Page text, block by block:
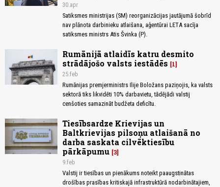
30.apr
Satiksmes ministrijas (SM) reorganizācijas jautājumā šobrīd
nav plānota darbinieku atlaišana, aģentūrai LETA sacīja
satiksmes ministrs Atis Švinka (P).
Rumānijā atlaidīs katru desmito
strādājošo valsts iestādēs
1
25.feb
Rumānijas premjerministrs Ilije Boložans paziņojis, ka valsts
sektorā tiks likvidēti 10% darbavietu, tādējādi valstij
cenšoties samazināt budžeta deficītu.
Tiesībsardze Krievijas un
Baltkrievijas pilsoņu atlaišanā no
darba saskata cilvēktiesību
pārkāpumu 3
9.feb
Valstij ir tiesības un pienākums noteikt paaugstinātas
drošības prasības kritiskajā infrastruktūrā nodarbinātajiem,